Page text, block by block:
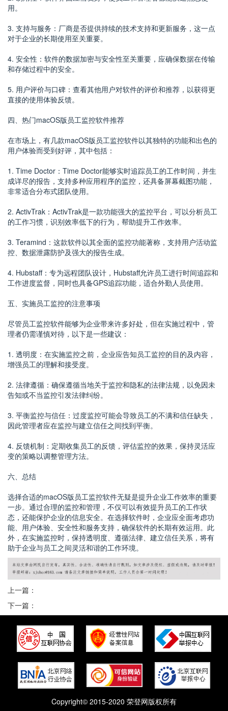
用。
3. 支持与服务：厂商是否提供持续的技术支持和更新服务，这一点
对于企业的长期使用至关重要。
4. 安全性：软件的数据加密与安全性至关重要，应确保数据在传输
和存储过程中的安全。
5. 用户评价与口碑：查看其他用户对软件的评价和推荐，以获得更
直接的使用体验反馈。
四、热门macOS版员工监控软件推荐
在市场上，有几款macOS版员工监控软件以其独特的功能和出色的
用户体验而受到好评，其中包括：
1. Time Doctor：Time Doctor能够实时追踪员工的工作时间，并生
成详尽的报告，支持多种应用程序的监控，还具备屏幕截图功能，
非常适合分布式团队使用。
2. ActivTrak：ActivTrak是一款功能强大的监控平台，可以分析员工
的工作习惯，识别效率低下的行为，帮助提升工作效率。
3. Teramind：这款软件以其全面的监控功能著称，支持用户活动监
控、数据泄露防护及强大的报告生成。
4. Hubstaff：专为远程团队设计，Hubstaff允许员工进行时间追踪和
工作进度监督，同时也具备GPS追踪功能，适合外勤人员使用。
五、实施员工监控的注意事项
尽管员工监控软件能够为企业带来许多好处，但在实施过程中，管
理者仍需谨慎对待，以下是一些建议：
1. 透明度：在实施监控之前，企业应告知员工监控的目的及内容，
增强员工的理解和接受度。
2. 法律遵循：确保遵循当地关于监控和隐私的法律法规，以免因未
告知或不当监控引发法律纠纷。
3. 平衡监控与信任：过度监控可能会导致员工的不满和信任缺失，
因此管理者应在监控与建立信任之间找到平衡。
4. 反馈机制：定期收集员工的反馈，评估监控的效果，保持灵活应
变的策略以调整管理方法。
六、总结
选择合适的macOS版员工监控软件无疑是提升企业工作效率的重要
一步。通过合理的监控和管理，不仅可以有效提升员工的工作状
态，还能保护企业的信息安全。在选择软件时，企业应全面考虑功
能、用户体验、安全性和服务支持，确保软件的长期有效运用。此
外，在实施监控时，保持透明度、遵循法律、建立信任关系，将有
助于企业与员工之间灵活和谐的工作环境。
上一篇：
下一篇：
Copyright© 2015-2020 荣登网版权所有